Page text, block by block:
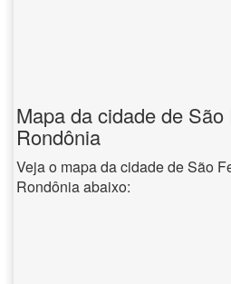
Mapa da cidade de
Rondônia
Veja o mapa da cidade de São
Rondônia abaixo: